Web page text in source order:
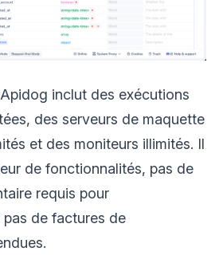
inclut des exécutions
des serveurs de maquette
et des moniteurs illimités. Il
de fonctionnalités, pas de
requis pour
de factures de